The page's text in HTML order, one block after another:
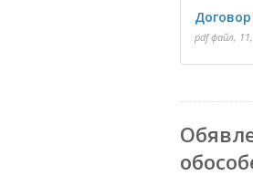
pdf файл,